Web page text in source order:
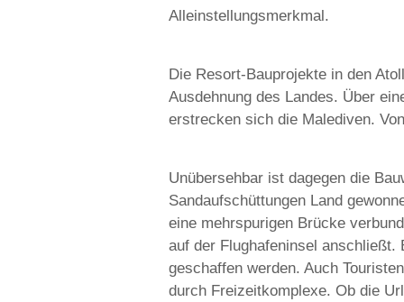
Alleinstellungsmerkmal.
Die Resort-Bauprojekte in den
Ausdehnung des Landes. Über
erstrecken sich die Malediven.
Unübersehbar ist dagegen die
Sandaufschüttungen Land
eine mehrspurigen Brücke
auf der Flughafeninsel anschließt.
geschaffen werden. Auch
durch Freizeitkomplexe. Ob die